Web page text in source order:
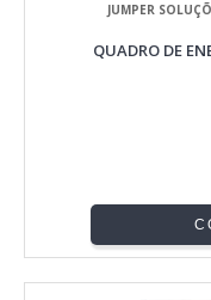
JUMPER
QUADRO DE